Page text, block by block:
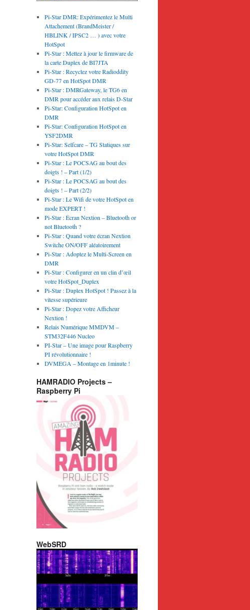
Pi-Star DMR: Expérimentez le Multi
Attachement (BrandMeister /
HBLINK / IPSC2 … ) avec votre
HotSpot
Pi-Star : Mettez à jour le firmware de
la carte Duplex de BI7JTA
Pi-Star : Recyclez votre Radioddity
GD-77 en HotSpot DMR
Pi-Star : DMRGateway, le TG6 en
DMR pour accéder aux relais D-Star
Pi-Star: Configuration HotSpot en
DMR
Pi-Star: Configuration HotSpot en
YSF2DMR
Pi-Star: Selfcare – TG Statiques sur
votre HotSpot DMR
Pi-Star : Le POCSAG au bout des
doigts ! – Part (1/2)
Pi-Star : Le POCSAG au bout des
doigts ! – Part (2/2)
Pi-Star : Le Wifi de votre HotSpot en
mode EXPERT !
Pi-Star : Écran Nextion – Bluetooth or
not Bluetooth ?
Pi-Star : Quand votre écran Nextion
Switche ON/OFF aléatoirement
Pi-Star : Adoptez le Multi-Screen en
DMR
Pi-Star : Configurer en un clin d’œil
votre HotSpot_Duplex
Pi-Star : Duplex HotSpot ! Passez à la
vitesse supérieure
Pi-Star : Dopez votre Afficheur
Nextion !
Relais Numérique MMDVM –
STM32F446 Nucleo
PI-Star – Une image pour Raspberry
PI révolutionnaire !
DVMEGA – Montage en 1minute !
HAMRADIO Projects –
Raspberry Pi
WebSRD